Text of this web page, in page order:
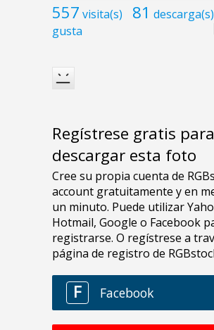
557 visita(s) 81 descarga(s)
gusta
Regístrese gratis para
descargar esta foto